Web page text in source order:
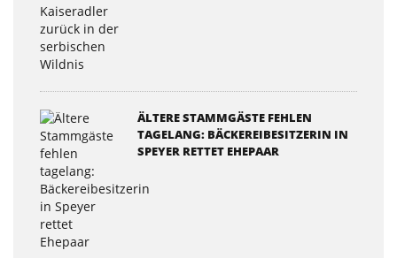
ÄLTERE STAMMGÄSTE FEHLEN
TAGELANG: BÄCKEREIBESITZERIN IN
SPEYER RETTET EHEPAAR